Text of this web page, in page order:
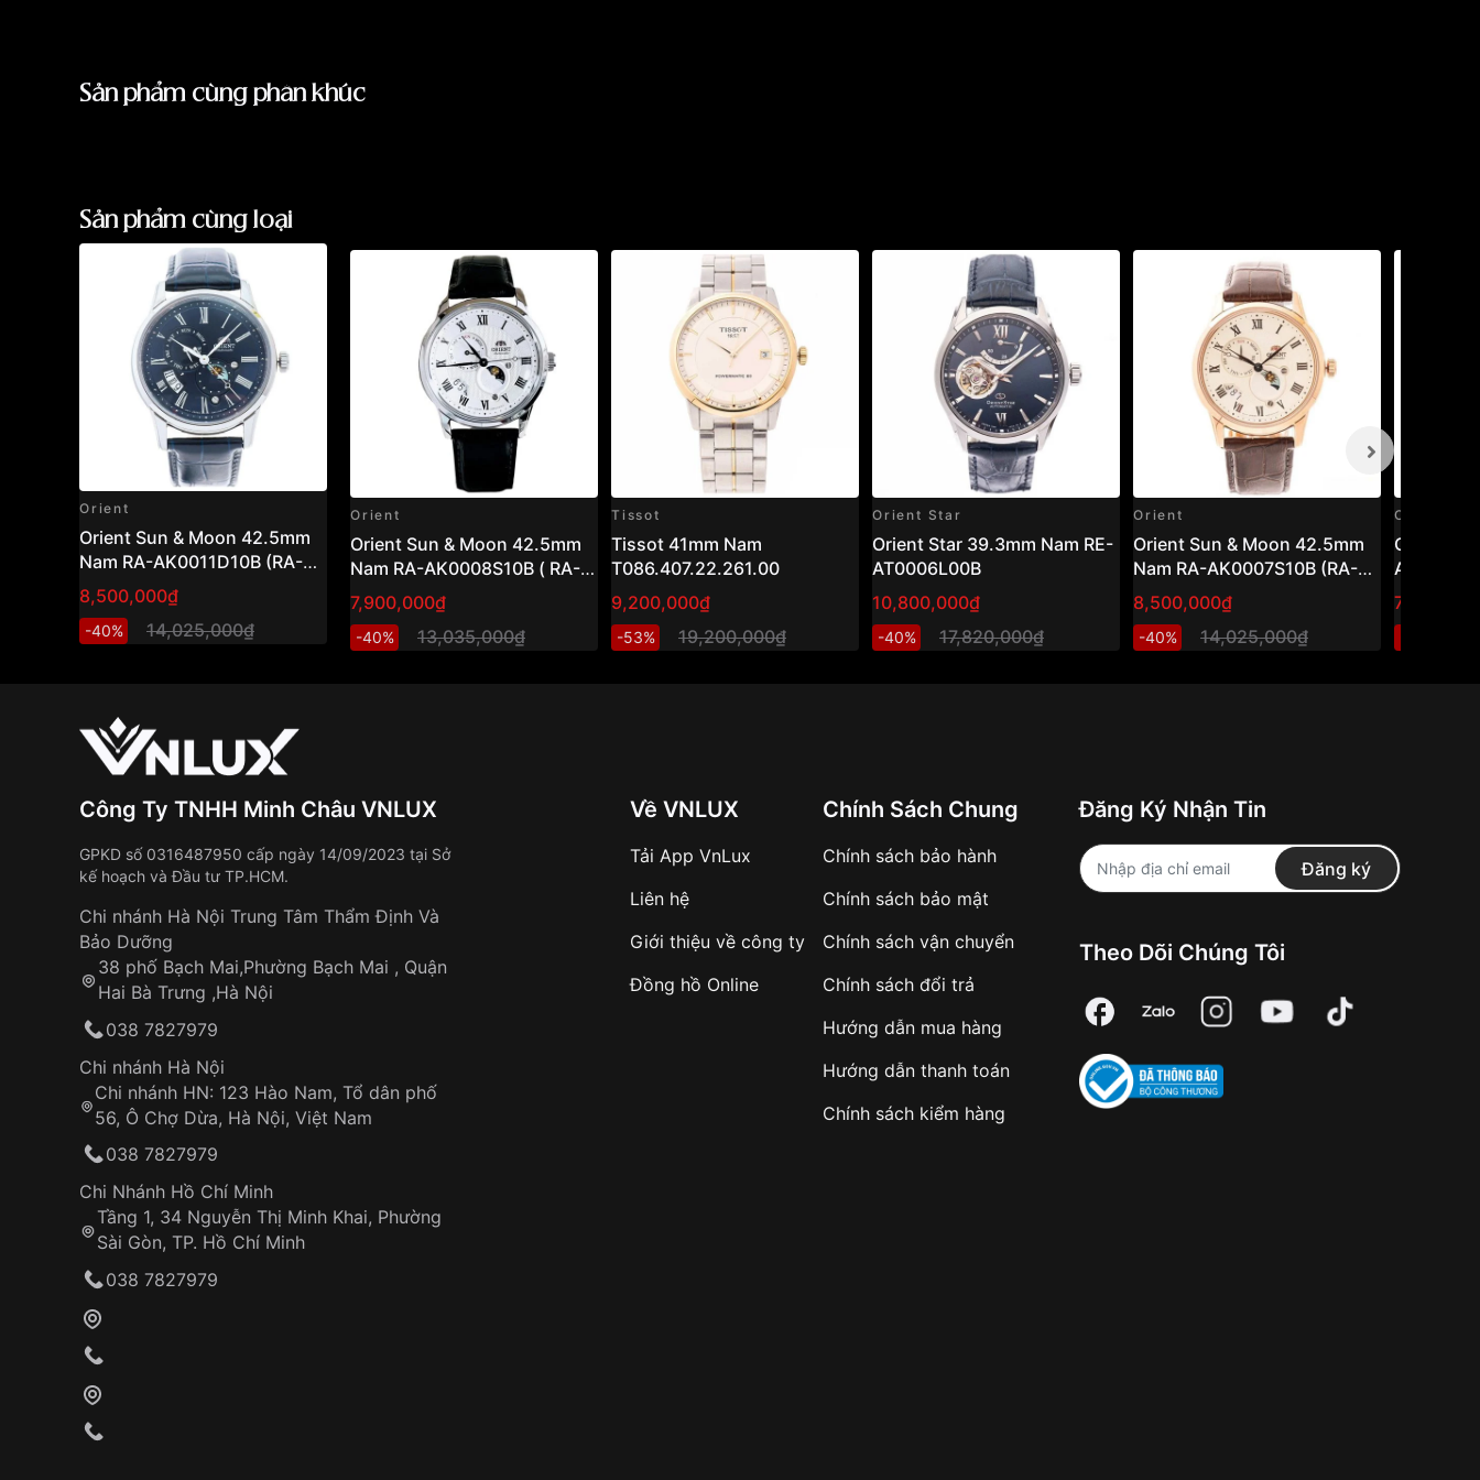
Sản phẩm cùng phân khúc
Sản phẩm cùng loại
Orient
Orient Sun & Moon 42.5mm
Nam RA-AK0011D10B (RA-
AK0011D30B)
8,500,000₫
-40% 14,025,000₫
Orient
Orient Sun & Moon 42.5mm
Nam RA-AK0008S10B ( RA-
AK0008S30B )
7,900,000₫
-40% 13,035,000₫
Tissot
Tissot 41mm Nam
T086.407.22.261.00
9,200,000₫
-53% 19,200,000₫
Orient Star
Orient Star 39.3mm Nam RE-
AT0006L00B
10,800,000₫
-40% 17,820,000₫
Orient
Orient Sun & Moon 42.5mm
Nam RA-AK0007S10B (RA-
AK0007S30B)
8,500,000₫
-40% 14,025,000₫
Orient
Orient
Công Ty TNHH Minh Châu VNLUX
GPKD số 0316487950 cấp ngày 14/09/2023 tại Sở
kế hoạch và Đầu tư TP.HCM.
Chi nhánh Hà Nội Trung Tâm Thẩm Định Và
Bảo Dưỡng
38 phố Bạch Mai,Phường Bạch Mai , Quận
Hai Bà Trưng ,Hà Nội
038 7827979
Chi nhánh Hà Nội
Chi nhánh HN: 123 Hào Nam, Tổ dân phố
56, Ô Chợ Dừa, Hà Nội, Việt Nam
038 7827979
Chi Nhánh Hồ Chí Minh
Tầng 1, 34 Nguyễn Thị Minh Khai, Phường
Sài Gòn, TP. Hồ Chí Minh
038 7827979
Về VNLUX
Tải App VnLux
Liên hệ
Giới thiệu về công ty
Đồng hồ Online
Chính Sách Chung
Chính sách bảo hành
Chính sách bảo mật
Chính sách vận chuyển
Chính sách đổi trả
Hướng dẫn mua hàng
Hướng dẫn thanh toán
Chính sách kiểm hàng
Đăng Ký Nhận Tin
Đăng ký
Theo Dõi Chúng Tôi